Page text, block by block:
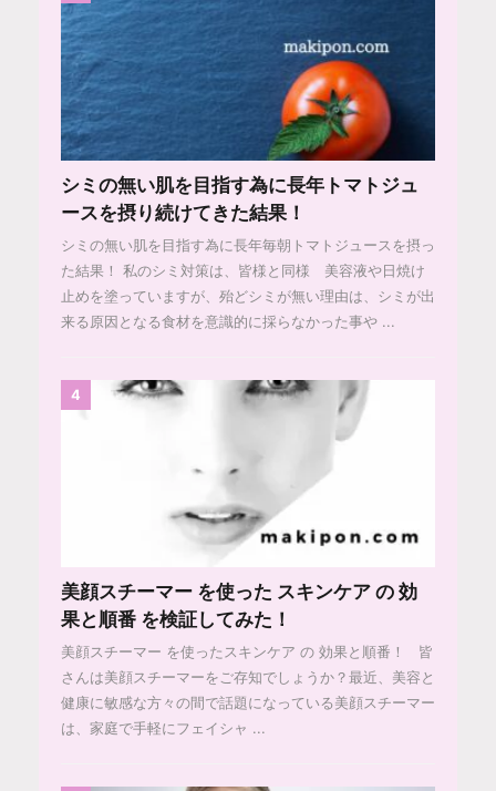
シミの無い肌を目指す為に長年トマトジュ
ースを摂り続けてきた結果！
シミの無い肌を目指す為に長年毎朝トマトジュースを摂っ
た結果！ 私のシミ対策は、皆様と同様 美容液や日焼け
止めを塗っていますが、殆どシミが無い理由は、シミが出
来る原因となる食材を意識的に採らなかった事や ...
4
美顔スチーマー を使った スキンケア の 効
果と順番 を検証してみた！
美顔スチーマー を使ったスキンケア の 効果と順番！ 皆
さんは美顔スチーマーをご存知でしょうか？最近、美容と
健康に敏感な方々の間で話題になっている美顔スチーマー
は、家庭で手軽にフェイシャ ...